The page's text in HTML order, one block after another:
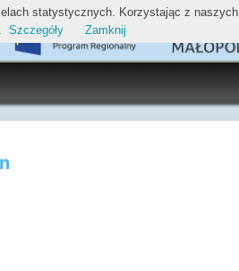
statystycznych. Korzystając z
Szczegóły Zamknij